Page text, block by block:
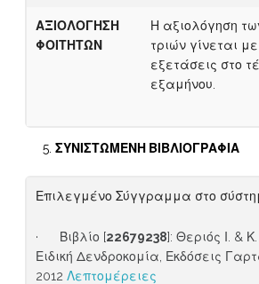
ΑΞΙΟΛΟΓΗΣΗ
ΦΟΙΤΗΤΩΝ
Η αξιολόγηση
τριών γίνεται
εξετάσεις στο
εξαμήνου.
ΣΥΝΙΣΤΩΜΕΝΗ ΒΙΒΛΙΟΓΡΑΦΙΑ
Επιλεγμένο Σύγγραμμα στο
· Βιβλίο [22679238]: Θεριός Ι. &
Ειδική Δενδροκομία, Εκδόσεις
2012 Λεπτομέρειες